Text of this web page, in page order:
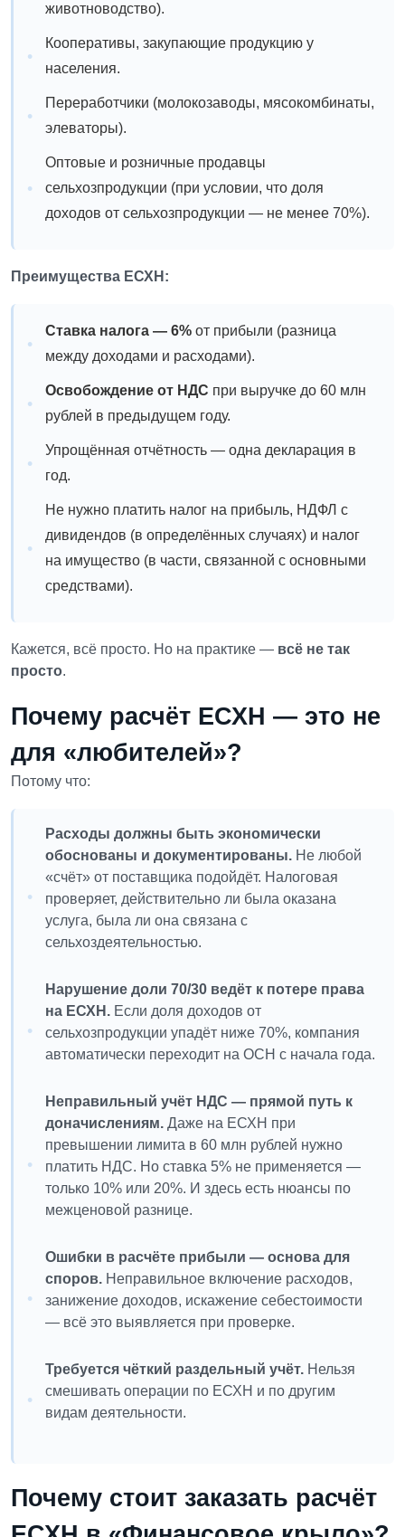
животноводство).
Кооперативы, закупающие продукцию у
населения.
Переработчики (молокозаводы, мясокомбинаты,
элеваторы).
Оптовые и розничные продавцы
сельхозпродукции (при условии, что доля
доходов от сельхозпродукции — не менее 70%).
Преимущества ЕСХН:
Ставка налога — 6% от прибыли (разница
между доходами и расходами).
Освобождение от НДС при выручке до 60 млн
рублей в предыдущем году.
Упрощённая отчётность — одна декларация в
год.
Не нужно платить налог на прибыль, НДФЛ с
дивидендов (в определённых случаях) и налог
на имущество (в части, связанной с основными
средствами).
Кажется, всё просто. Но на практике — всё не так
просто.
Почему расчёт ЕСХН — это не
для «любителей»?
Потому что:
Расходы должны быть экономически
обоснованы и документированы. Не любой
«счёт» от поставщика подойдёт. Налоговая
проверяет, действительно ли была оказана
услуга, была ли она связана с
сельхоздеятельностью.
Нарушение доли 70/30 ведёт к потере права
на ЕСХН. Если доля доходов от
сельхозпродукции упадёт ниже 70%, компания
автоматически переходит на ОСН с начала года.
Неправильный учёт НДС — прямой путь к
доначислениям. Даже на ЕСХН при
превышении лимита в 60 млн рублей нужно
платить НДС. Но ставка 5% не применяется —
только 10% или 20%. И здесь есть нюансы по
межценовой разнице.
Ошибки в расчёте прибыли — основа для
споров. Неправильное включение расходов,
занижение доходов, искажение себестоимости
— всё это выявляется при проверке.
Требуется чёткий раздельный учёт. Нельзя
смешивать операции по ЕСХН и по другим
видам деятельности.
Почему стоит заказать расчёт